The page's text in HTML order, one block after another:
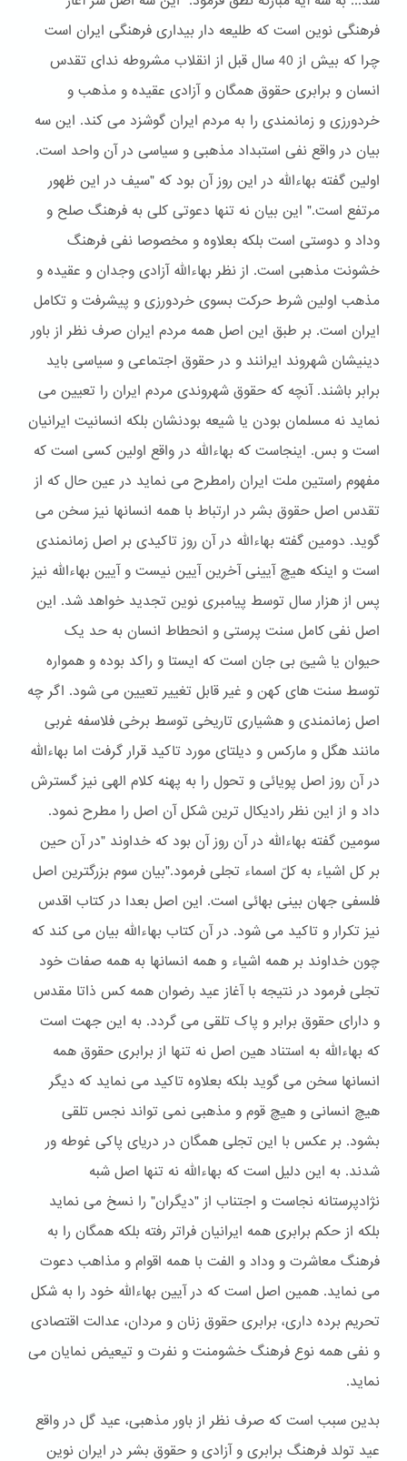
فرهنگی نوین است که طلیعه دار بیداری فرهنگی ایران است
چرا که بیش از 40 سال قبل از انقلاب مشروطه ندای تقدس
انسان و برابری حقوق همگان و آزادی عقیده و مذهب و
خردورزی و زمانمندی را به مردم ایران گوشزد می کند. این سه
بیان در واقع نفی استبداد مذهبی و سیاسی در آن واحد است.
اولین گفته بهاءالله در این روز آن بود که "سیف در این ظهور
مرتفع است." این بیان نه تنها دعوتی کلی به فرهنگ صلح و
وداد و دوستی است بلکه بعلاوه و مخصوصا نفی فرهنگ
خشونت مذهبی است. از نظر بهاءالله آزادی وجدان و عقیده و
مذهب اولین شرط حرکت بسوی خردورزی و پیشرفت و تکامل
ایران است. بر طبق این اصل همه مردم ایران صرف نظر از باور
دینیشان شهروند ایرانند و در حقوق اجتماعی و سیاسی باید
برابر باشند. آنچه که حقوق شهروندی مردم ایران را تعیین می
نماید نه مسلمان بودن یا شیعه بودنشان بلکه انسانیت ایرانیان
است و بس. اینجاست که بهاءالله در واقع اولین کسی است که
مفهوم راستین ملت ایران رامطرح می نماید در عین حال که از
تقدس اصل حقوق بشر در ارتباط با همه انسانها نیز سخن می
گوید. دومین گفته بهاءالله در آن روز تاکیدی بر اصل زمانمندی
است و اینکه هیچ آیینی آخرین آیین نیست و آیین بهاءالله نیز
پس از هزار سال توسط پیامبری نوین تجدید خواهد شد. این
اصل نفی کامل سنت پرستی و انحطاط انسان به حد یک
حیوان یا شیئ بی جان است که ایستا و راکد بوده و همواره
توسط سنت های کهن و غیر قابل تغییر تعیین می شود. اگر چه
اصل زمانمندی و هشیاری تاریخی توسط برخی فلاسفه غربی
مانند هگل و مارکس و دیلتای مورد تاکید قرار گرفت اما بهاءالله
در آن روز اصل پویائی و تحول را به پهنه کلام الهی نیز گسترش
داد و از این نظر رادیکال ترین شکل آن اصل را مطرح نمود.
سومین گفته بهاءالله در آن روز آن بود که خداوند "در آن حین
بر کل اشیاء به کلّ اسماء تجلی فرمود."بیان سوم بزرگترین اصل
فلسفی جهان بینی بهائی است. این اصل بعدا در کتاب اقدس
نیز تکرار و تاکید می شود. در آن کتاب بهاءالله بیان می کند که
چون خداوند بر همه اشیاء و همه انسانها به همه صفات خود
تجلی فرمود در نتیجه با آغاز عید رضوان همه کس ذاتا مقدس
و دارای حقوق برابر و پاک تلقی می گردد. به این جهت است
که بهاءالله به استناد هین اصل نه تنها از برابری حقوق همه
انسانها سخن می گوید بلکه بعلاوه تاکید می نماید که دیگر
هیچ انسانی و هیچ قوم و مذهبی نمی تواند نجس تلقی
بشود. بر عکس با این تجلی همگان در دریای پاکی غوطه ور
شدند. به این دلیل است که بهاءالله نه تنها اصل شبه
نژادپرستانه نجاست و اجتناب از "دیگران" را نسخ می نماید
بلکه از حکم برابری همه ایرانیان فراتر رفته بلکه همگان را به
فرهنگ معاشرت و وداد و الفت با همه اقوام و مذاهب دعوت
می نماید. همین اصل است که در آیین بهاءالله خود را به شکل
تحریم برده داری، برابری حقوق زنان و مردان، عدالت اقتصادی
و نفی همه نوع فرهنگ خشومنت و نفرت و تیعیض نمایان می
نماید.
بدین سبب است که صرف نظر از باور مذهبی، عید گل در واقع
عید تولد فرهنگ برابری و آزادی و حقوق بشر در ایران نوین